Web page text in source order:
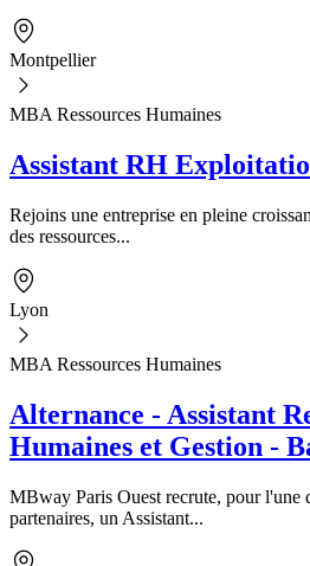
Montpellier
MBA Ressources Humaines
Assistant RH
Rejoins une entreprise en pleine
des ressources...
Lyon
MBA Ressources Humaines
Alternance - Assistant
Humaines et Gestion -
MBway Paris Ouest recrute, pour l'une
partenaires, un Assistant...